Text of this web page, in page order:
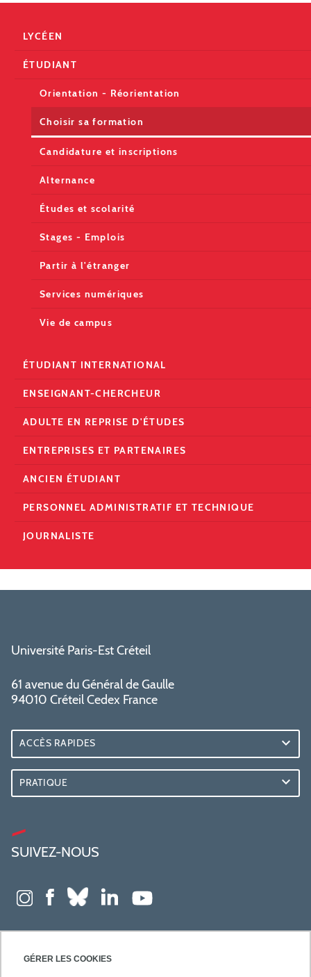
GÉRER LES COOKIES
LYCÉEN
ÉTUDIANT
Orientation - Réorientation
Choisir sa formation
Candidature et inscriptions
Alternance
Études et scolarité
Stages - Emplois
Partir à l'étranger
Services numériques
Vie de campus
ÉTUDIANT INTERNATIONAL
ENSEIGNANT-CHERCHEUR
ADULTE EN REPRISE D'ÉTUDES
ENTREPRISES ET PARTENAIRES
ANCIEN ÉTUDIANT
PERSONNEL ADMINISTRATIF ET TECHNIQUE
JOURNALISTE
Université Paris-Est Créteil
61 avenue du Général de Gaulle
94010 Créteil Cedex France
ACCÈS RAPIDES
PRATIQUE
SUIVEZ-NOUS